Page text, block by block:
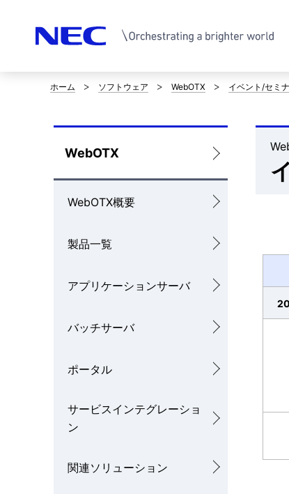
サ
イ
ト
内
ホーム ソフトウェア WebOTX イベント/セミ
ロ
ー
カ
ル
ビ
シ
ン
WebOTX
WebOTX概要
製品一覧
アプリケーションサーバ
バッチサーバ
ポータル
サービスインテグレーショ
ン
関連ソリューション